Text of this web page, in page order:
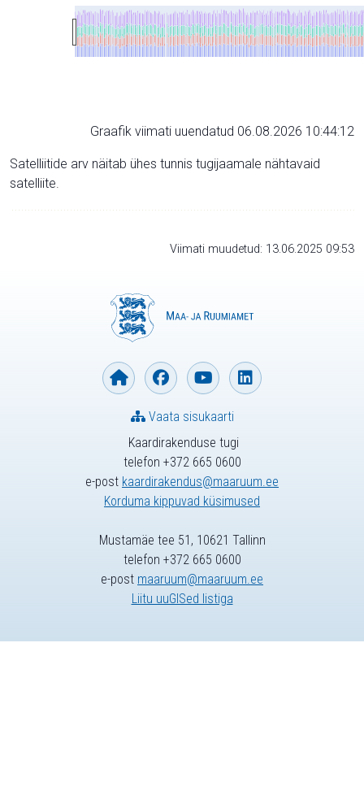
Graafik viimati uuendatud 06.08.2026 10:44:12
Satelliitide arv näitab ühes tunnis tugijaamale nähtavaid
satelliite.
Viimati muudetud: 13.06.2025 09:53
Kaardirakenduse tugi
telefon +372 665 0600
e-post kaardirakendus@maaruum.ee
Korduma kippuvad küsimused
Vaata sisukaarti
Mustamäe tee 51, 10621 Tallinn
telefon +372 665 0600
e-post maaruum@maaruum.ee
Liitu uuGISed listiga